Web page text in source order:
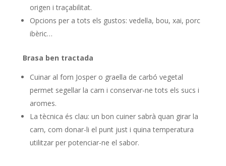
origen i traçabilitat.
Opcions per a tots els gustos: vedella, bou, xai, porc
ibèric…
Brasa ben tractada
Cuinar al forn Josper o graella de carbó vegetal
permet segellar la carn i conservar-ne tots els sucs i
aromes.
La tècnica és clau: un bon cuiner sabrà quan girar la
carn, com donar-li el punt just i quina temperatura
utilitzar per potenciar-ne el sabor.